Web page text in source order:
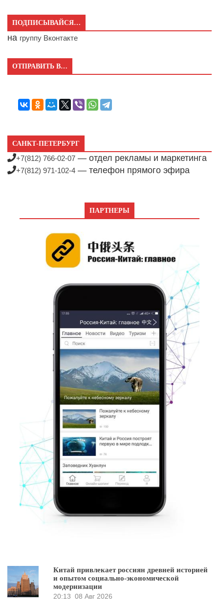
ПОДПИСЫВАЙСЯ…
на группу Вконтакте
ОТПРАВИТЬ В…
САНКТ-ПЕТЕРБУРГ
+7(812) 766-02-07 — отдел рекламы и маркетинга
+7(812) 971-102-4 — телефон прямого эфира
ПАРТНЕРЫ
Китай привлекает россиян древней историей
и опытом социально-экономической
модернизации
20:13 08 Авг 2026